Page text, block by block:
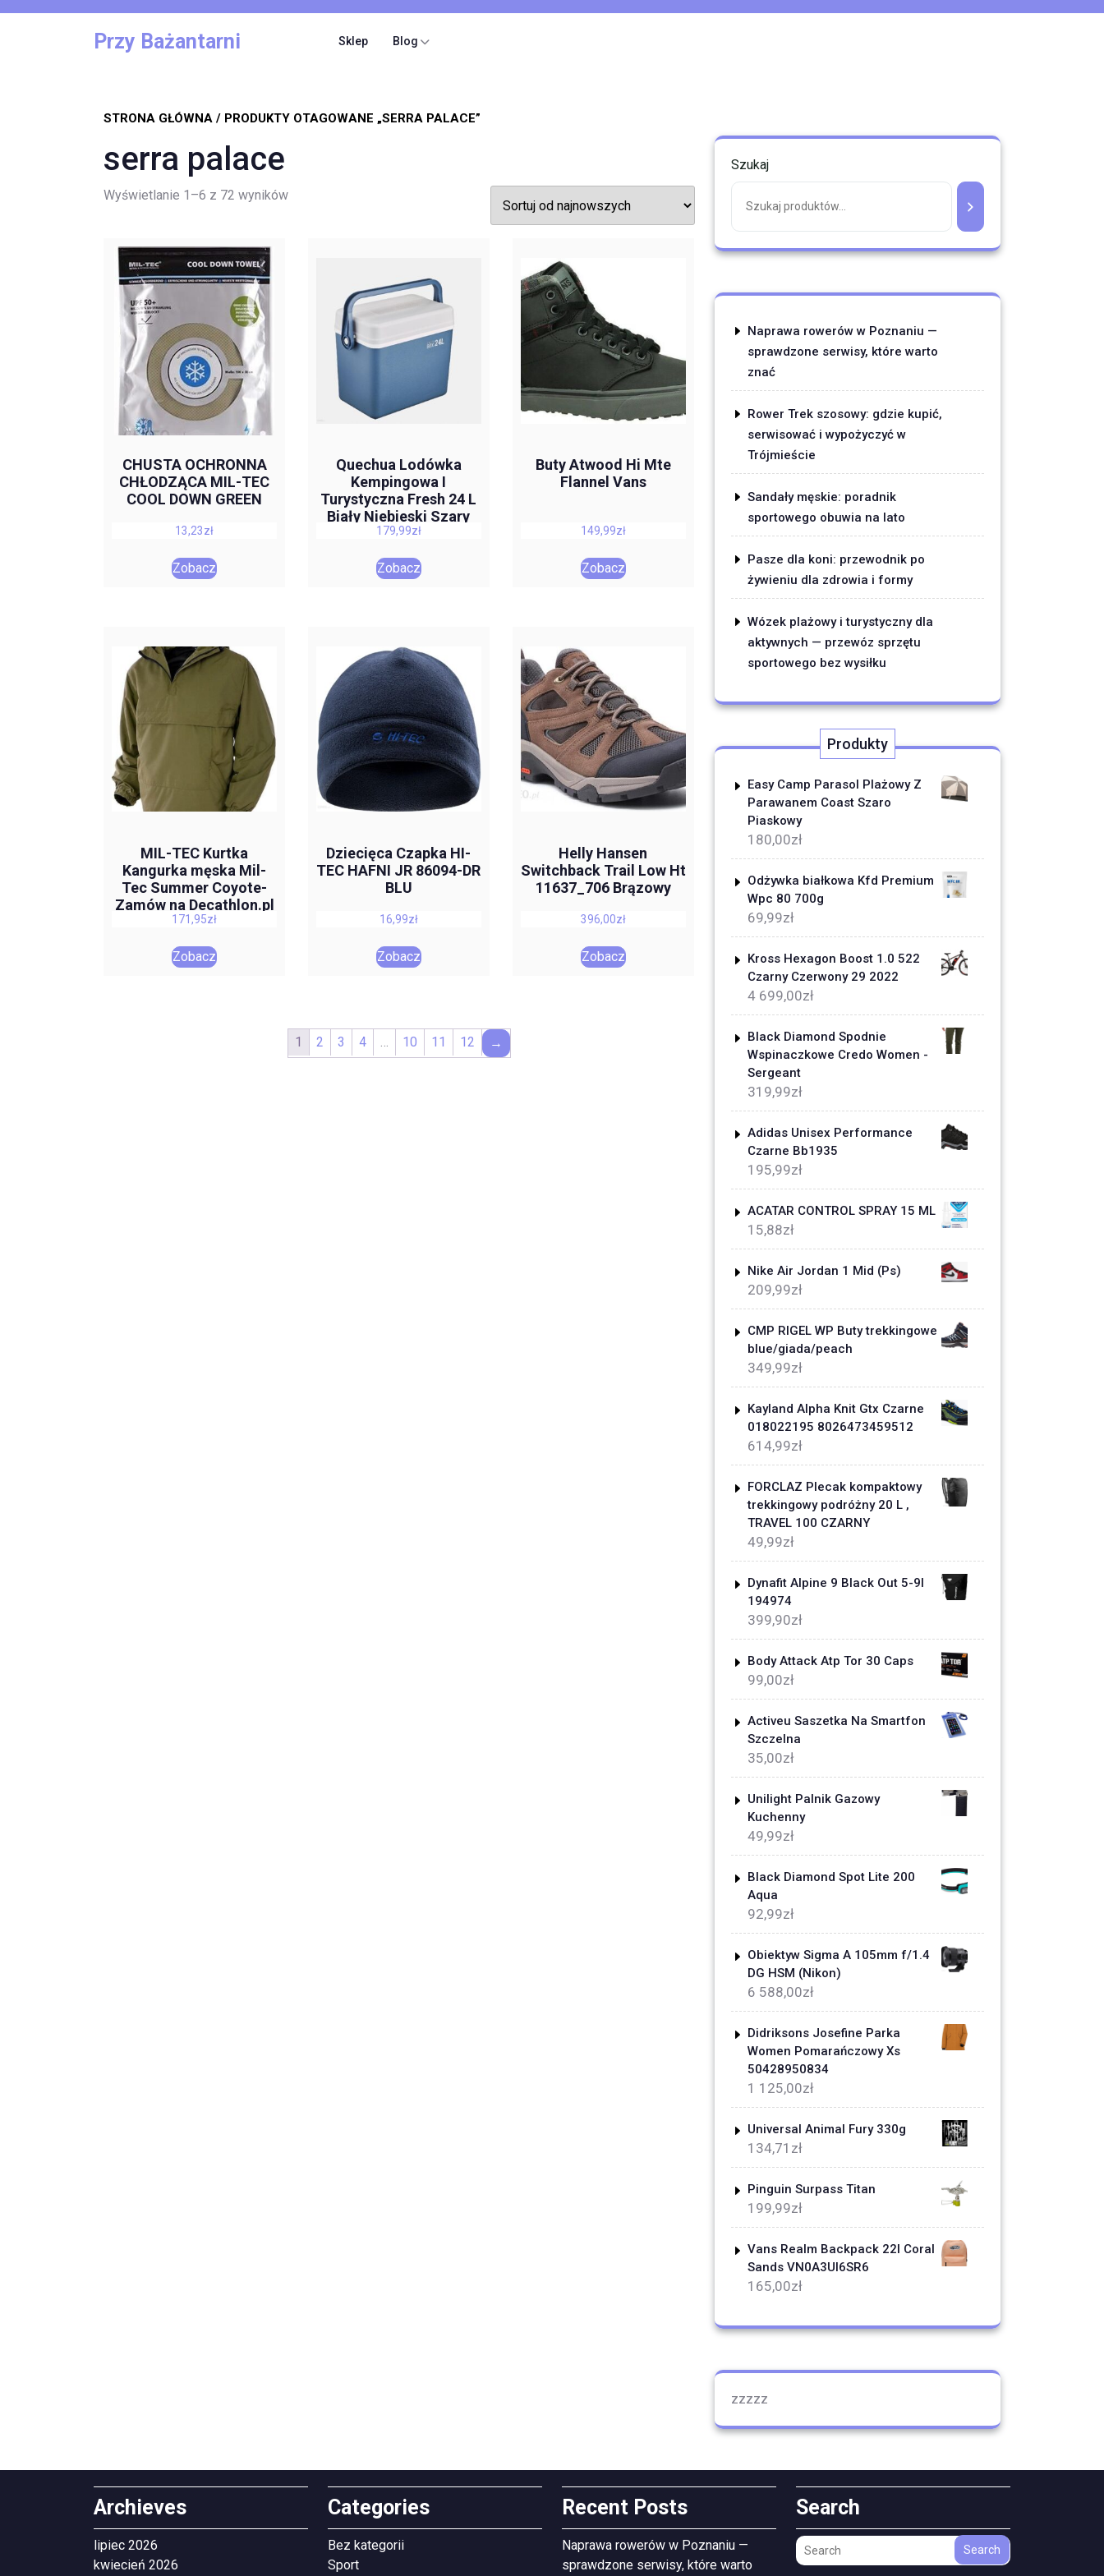
Przy Bażantarni Sklep Blog
STRONA GŁÓWNA / PRODUKTY OTAGOWANE „SERRA PALACE”
serra palace
Wyświetlanie 1–6 z 72 wynikówPosortowane
CHUSTA OCHRONNA
CHŁODZĄCA MIL-TEC
COOL DOWN GREEN
13,23zł
Zobacz
Quechua Lodówka
Kempingowa I
Turystyczna Fresh 24 L
Biały Niebieski Szary
179,99zł
Zobacz
Buty Atwood Hi Mte
Flannel Vans
149,99zł
Zobacz
MIL-TEC Kurtka
Kangurka męska Mil-
Tec Summer Coyote-
Zamów na Decathlon.pl
– 30 dni na zwrot –
171,95zł
Zobacz
Dziecięca Czapka HI-
TEC HAFNI JR 86094-DR
BLU
16,99zł
Zobacz
Helly Hansen
Switchback Trail Low Ht
11637_706 Brązowy
396,00zł
Zobacz
1 2 3 4 … 10 11 12 →
Szukaj
Naprawa rowerów w Poznaniu —
sprawdzone serwisy, które warto
znać
Rower Trek szosowy: gdzie kupić,
serwisować i wypożyczyć w
Trójmieście
Sandały męskie: poradnik
sportowego obuwia na lato
Pasze dla koni: przewodnik po
żywieniu dla zdrowia i formy
Wózek plażowy i turystyczny dla
aktywnych — przewóz sprzętu
sportowego bez wysiłku
Produkty
Easy Camp Parasol Plażowy Z
Parawanem Coast Szaro
Piaskowy
180,00zł
Odżywka białkowa Kfd Premium
Wpc 80 700g
69,99zł
Kross Hexagon Boost 1.0 522
Czarny Czerwony 29 2022
4 699,00zł
Black Diamond Spodnie
Wspinaczkowe Credo Women -
Sergeant
319,99zł
Adidas Unisex Performance
Czarne Bb1935
195,99zł
ACATAR CONTROL SPRAY 15 ML
15,88zł
Nike Air Jordan 1 Mid (Ps)
209,99zł
CMP RIGEL WP Buty trekkingowe
blue/giada/peach
349,99zł
Kayland Alpha Knit Gtx Czarne
018022195 8026473459512
614,99zł
FORCLAZ Plecak kompaktowy
trekkingowy podróżny 20 L ,
TRAVEL 100 CZARNY
49,99zł
Dynafit Alpine 9 Black Out 5-9l
194974
399,90zł
Body Attack Atp Tor 30 Caps
99,00zł
Activeu Saszetka Na Smartfon
Szczelna
35,00zł
Unilight Palnik Gazowy
Kuchenny
49,99zł
Black Diamond Spot Lite 200
Aqua
92,99zł
Obiektyw Sigma A 105mm f/1.4
DG HSM (Nikon)
6 588,00zł
Didriksons Josefine Parka
Women Pomarańczowy Xs
50428950834
1 125,00zł
Universal Animal Fury 330g
134,71 zł
Pinguin Surpass Titan
199,99zł
Vans Realm Backpack 22l Coral
Sands VN0A3UI6SR6
165,00zł
zzzzz
Archieves
lipiec 2026
kwiecień 2026
Categories
Bez kategorii
Sport
Recent Posts
Naprawa rowerów w Poznaniu —
sprawdzone serwisy, które warto
Search
Search